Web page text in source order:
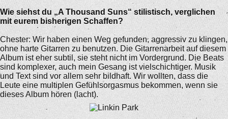
Wie siehst du „A Thousand Suns“ stilistisch, verglichen
mit eurem bisherigen Schaffen?
Chester: Wir haben einen Weg gefunden, aggressiv zu klingen,
ohne harte Gitarren zu benutzen. Die Gitarrenarbeit auf diesem
Album ist eher subtil, sie steht nicht im Vordergrund. Die Beats
sind komplexer, auch mein Gesang ist vielschichtiger. Musik
und Text sind vor allem sehr bildhaft. Wir wollten, dass die
Leute eine multiplen Gefühlsorgasmus bekommen, wenn sie
dieses Album hören (lacht).